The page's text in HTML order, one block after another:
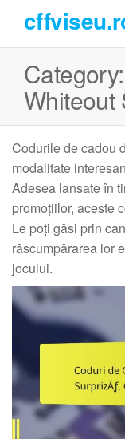
the
contentCategory:
Whiteout
Codurile de cadou
modalitate
Adesea lansate în
promoțiilor, aceste
Le poți găsi prin
răscumpărarea lor
jocului.